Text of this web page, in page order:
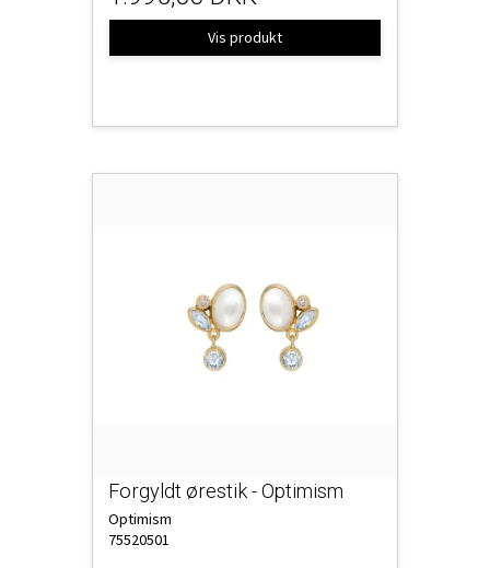
Vis produkt
Forgyldt ørestik - Optimism
Optimism
75520501